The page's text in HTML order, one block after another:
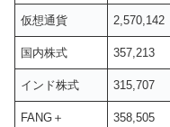
仮想通貨 2,570,142
国内株式 357,213
インド株式 315,707
FANG＋ 358,505